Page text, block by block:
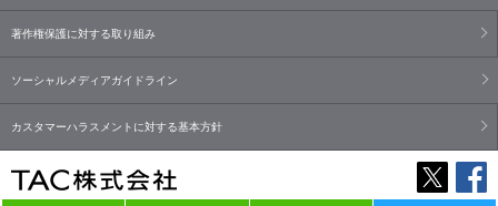
著作権保護に対する取り組み
ソーシャルメディアガイドライン
カスタマーハラスメントに対する基本方針